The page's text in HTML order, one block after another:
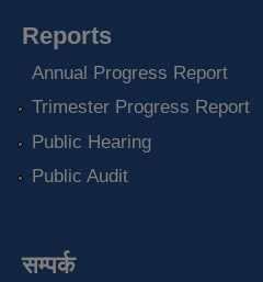
Reports
Annual Progress Report
Trimester Progress Report
Public Hearing
Public Audit
सम्पर्क